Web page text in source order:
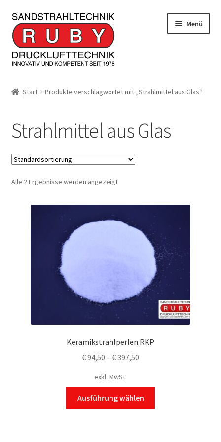
Zur
Navigation
springen
Zum
Inhalt
springen
Menü
Kontakt
Informationen
JOBS
Start Produkte verschlagwortet mit „Strahlmittel aus Glas“
Strahlmittel aus Glas
Alle 2 Ergebnisse werden angezeigt
Keramikstrahlperlen RKP
€94,50 – €397,50
exkl. MwSt.
Ausführung wählen